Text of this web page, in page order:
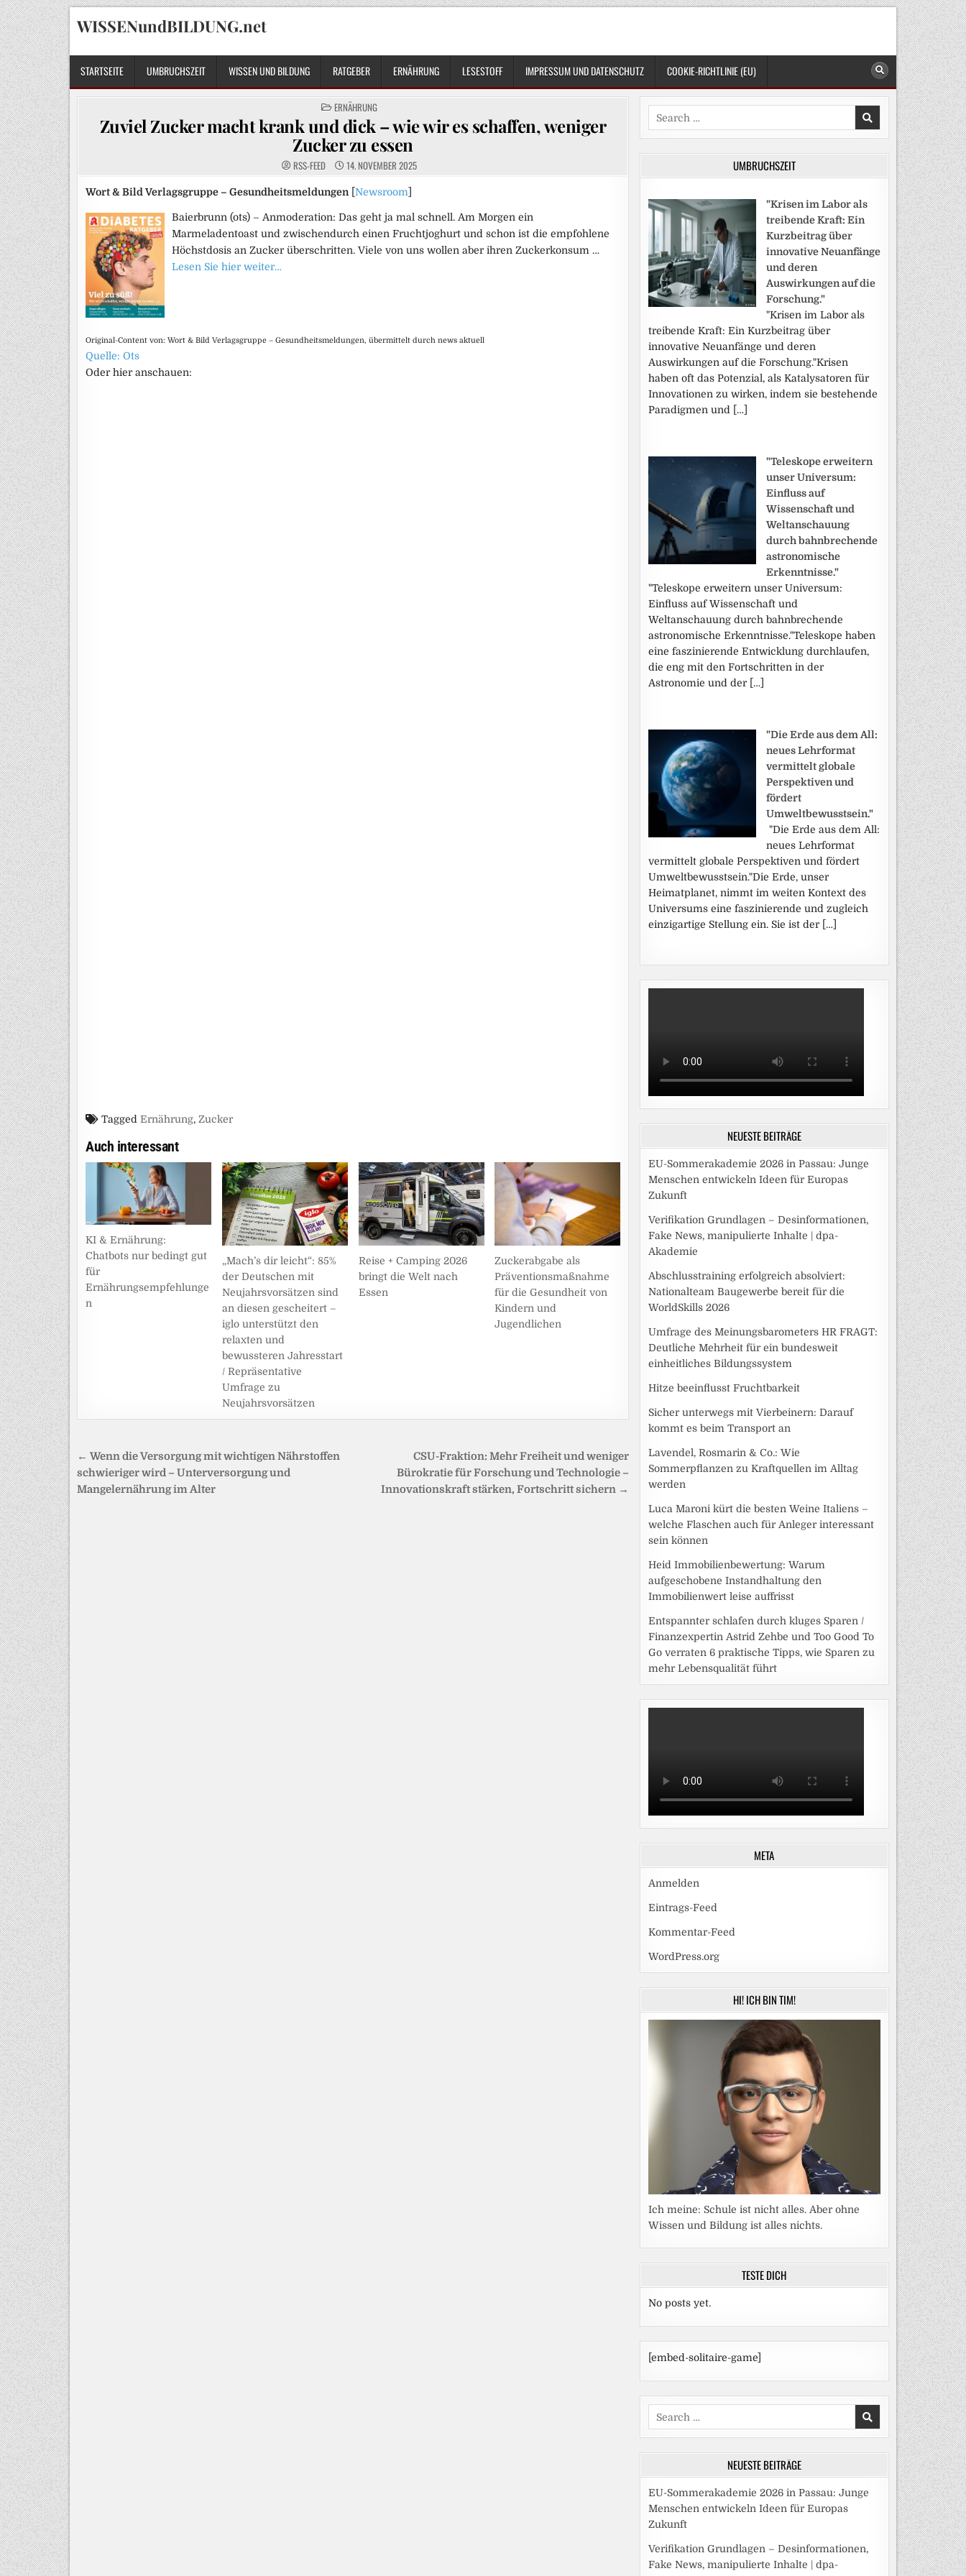
Skip
to
content
WISSENundBILDUNG.net
STARTSEITE UMBRUCHSZEIT WISSEN UND BILDUNG RATGEBER ERNÄHRUNG LESESTOFF IMPRESSUM UND DATENSCHUTZ COOKIE-RICHTLINIE (EU)
POSTED
IN
ERNÄHRUNG
Zuviel Zucker macht krank und dick – wie wir es schaffen, weniger
Zucker zu essen
RSS-FEED 14. NOVEMBER 2025
Wort & Bild Verlagsgruppe – Gesundheitsmeldungen Newsroom
Baierbrunn (ots) – Anmoderation: Das geht ja mal schnell. Am Morgen ein
Marmeladentoast und zwischendurch einen Fruchtjoghurt und schon ist die empfohlene
Höchstdosis an Zucker überschritten. Viele von uns wollen aber ihren Zuckerkonsum …
Lesen Sie hier weiter…
Original-Content von: Wort & Bild Verlagsgruppe – Gesundheitsmeldungen, übermittelt durch news aktuell
Quelle: Ots
Oder hier anschauen:
Tagged Ernährung, Zucker
Auch interessant
KI & Ernährung:
Chatbots nur bedingt gut
für
Ernährungsempfehlunge
n
„Mach’s dir leicht“: 85%
der Deutschen mit
Neujahrsvorsätzen sind
an diesen gescheitert –
iglo unterstützt den
relaxten und
bewussteren Jahresstart
/ Repräsentative
Umfrage zu
Neujahrsvorsätzen
Reise + Camping 2026
bringt die Welt nach
Essen
Zuckerabgabe als
Präventionsmaßnahme
für die Gesundheit von
Kindern und
Jugendlichen
Beitragsnavigation
CSU-Fraktion: Mehr Freiheit und weniger
Bürokratie für Forschung und Technologie –
Innovationskraft stärken, Fortschritt sichern →
← Wenn die Versorgung mit wichtigen Nährstoffen
schwieriger wird – Unterversorgung und
Mangelernährung im Alter
Search
for:
UMBRUCHSZEIT
"Krisen im Labor als
treibende Kraft: Ein
Kurzbeitrag über
innovative Neuanfänge
und deren
Auswirkungen auf die
Forschung."
"Krisen im Labor als
treibende Kraft: Ein Kurzbeitrag über
innovative Neuanfänge und deren
Auswirkungen auf die Forschung."Krisen
haben oft das Potenzial, als Katalysatoren für
Innovationen zu wirken, indem sie bestehende
Paradigmen und […]
"Teleskope erweitern
unser Universum:
Einfluss auf
Wissenschaft und
Weltanschauung
durch bahnbrechende
astronomische
Erkenntnisse."
"Teleskope erweitern unser Universum:
Einfluss auf Wissenschaft und
Weltanschauung durch bahnbrechende
astronomische Erkenntnisse."Teleskope haben
eine faszinierende Entwicklung durchlaufen,
die eng mit den Fortschritten in der
Astronomie und der […]
"Die Erde aus dem All:
neues Lehrformat
vermittelt globale
Perspektiven und
fördert
Umweltbewusstsein."
"Die Erde aus dem All:
neues Lehrformat
vermittelt globale Perspektiven und fördert
Umweltbewusstsein."Die Erde, unser
Heimatplanet, nimmt im weiten Kontext des
Universums eine faszinierende und zugleich
einzigartige Stellung ein. Sie ist der […]
NEUESTE BEITRÄGE
EU-Sommerakademie 2026 in Passau: Junge
Menschen entwickeln Ideen für Europas
Zukunft
Verifikation Grundlagen – Desinformationen,
Fake News, manipulierte Inhalte | dpa-
Akademie
Abschlusstraining erfolgreich absolviert:
Nationalteam Baugewerbe bereit für die
WorldSkills 2026
Umfrage des Meinungsbarometers HR FRAGT:
Deutliche Mehrheit für ein bundesweit
einheitliches Bildungssystem
Hitze beeinflusst Fruchtbarkeit
Sicher unterwegs mit Vierbeinern: Darauf
kommt es beim Transport an
Lavendel, Rosmarin & Co.: Wie
Sommerpflanzen zu Kraftquellen im Alltag
werden
Luca Maroni kürt die besten Weine Italiens –
welche Flaschen auch für Anleger interessant
sein können
Heid Immobilienbewertung: Warum
aufgeschobene Instandhaltung den
Immobilienwert leise auffrisst
Entspannter schlafen durch kluges Sparen /
Finanzexpertin Astrid Zehbe und Too Good To
Go verraten 6 praktische Tipps, wie Sparen zu
mehr Lebensqualität führt
META
Anmelden
Eintrags-Feed
Kommentar-Feed
WordPress.org
HI! ICH BIN TIM!
Ich meine: Schule ist nicht alles. Aber ohne
Wissen und Bildung ist alles nichts.
TESTE DICH
No posts yet.
[embed-solitaire-game]
Search
for:
NEUESTE BEITRÄGE
EU-Sommerakademie 2026 in Passau: Junge
Menschen entwickeln Ideen für Europas
Zukunft
Verifikation Grundlagen – Desinformationen,
Fake News, manipulierte Inhalte | dpa-